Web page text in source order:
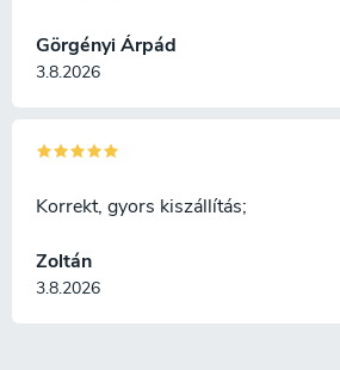
Görgényi Árpád
3.8.2026
Zoltán
3.8.2026
Korrekt, gyors kiszállítás;